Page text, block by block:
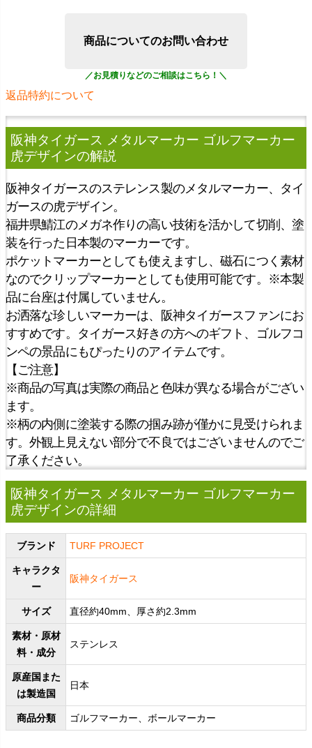
商品についてのお問い合わせ
返品特約について
阪神タイガース メタルマーカー ゴルフマーカー
虎デザインの解説
阪神タイガースのステレンス製のメタルマーカー、タイ
ガースの虎デザイン。
福井県鯖江のメガネ作りの高い技術を活かして切削、塗
装を行った日本製のマーカーです。
ポケットマーカーとしても使えますし、磁石につく素材
なのでクリップマーカーとしても使用可能です。※本製
品に台座は付属していません。
お洒落な珍しいマーカーは、阪神タイガースファンにお
すすめです。タイガース好きの方へのギフト、ゴルフコ
ンペの景品にもぴったりのアイテムです。
【ご注意】
※商品の写真は実際の商品と色味が異なる場合がござい
ます。
※柄の内側に塗装する際の掴み跡が僅かに見受けられま
す。外観上見えない部分で不良ではございませんのでご
了承ください。
阪神タイガース メタルマーカー ゴルフマーカー
虎デザインの詳細
ブランド TURF PROJECT
キャラクタ
ー
阪神タイガース
サイズ 直径約40mm、厚さ約2.3mm
素材・原材
料・成分
ステンレス
原産国また
は製造国
日本
商品分類 ゴルフマーカー、ボールマーカー